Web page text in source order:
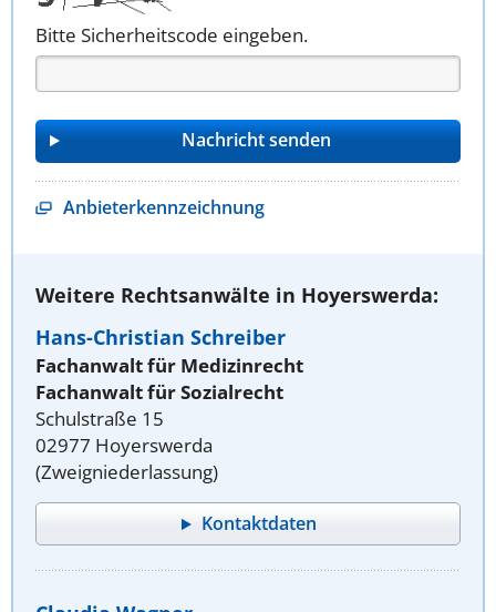
Bitte Sicherheitscode eingeben.
Anbieterkennzeichnung
Weitere Rechtsanwälte in Hoyerswerda:
Hans-Christian Schreiber
Fachanwalt für Medizinrecht
Fachanwalt für Sozialrecht
Schulstraße 15
02977 Hoyerswerda
(Zweigniederlassung)
Kontaktdaten